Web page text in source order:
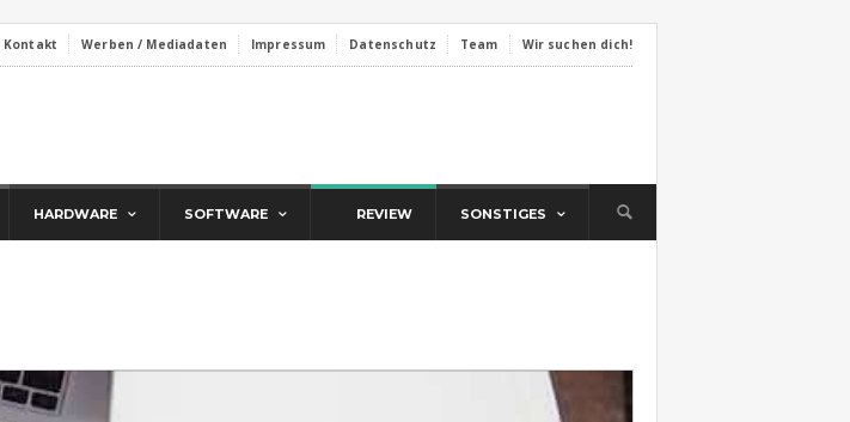
Kontakt Werben / Mediadaten Impressum Datenschutz Team Wir suchen dich!
HARDWARE SOFTWARE REVIEW SONSTIGES